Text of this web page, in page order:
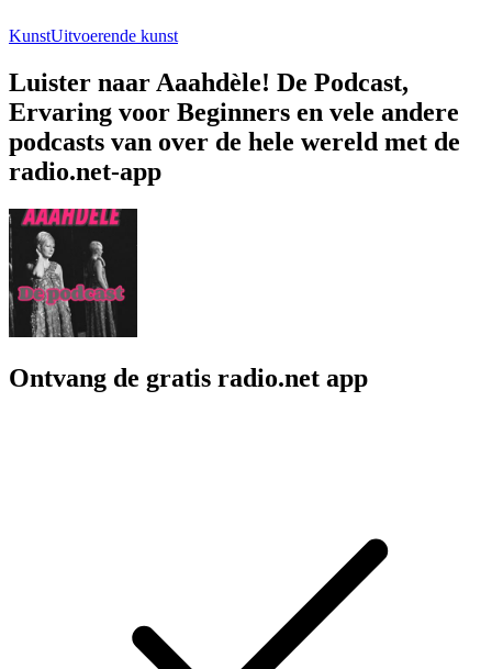
KunstUitvoerende kunst
Luister naar Aaahdèle! De Podcast,
Ervaring voor Beginners en vele andere
podcasts van over de hele wereld met de
radio.net-app
Ontvang de gratis radio.net app